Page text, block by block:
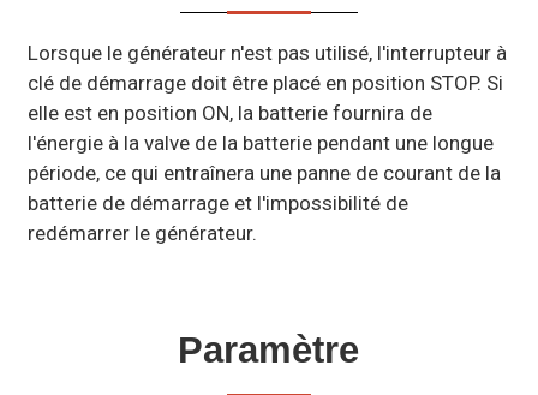
Lorsque le générateur n'est pas utilisé, l'interrupteur à
clé de démarrage doit être placé en position STOP. Si
elle est en position ON, la batterie fournira de
l'énergie à la valve de la batterie pendant une longue
période, ce qui entraînera une panne de courant de la
batterie de démarrage et l'impossibilité de
redémarrer le générateur.
Paramètre